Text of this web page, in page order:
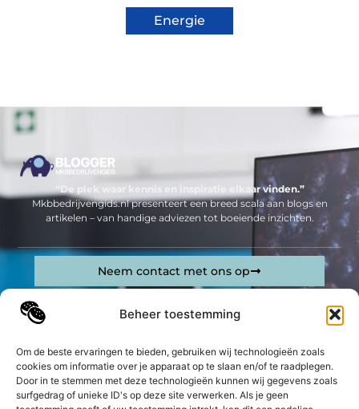
Beheer toestemming
Om de beste ervaringen te bieden, gebruiken wij technologieën zoals
cookies om informatie over je apparaat op te slaan en/of te raadplegen.
Door in te stemmen met deze technologieën kunnen wij gegevens zoals
surfgedrag of unieke ID's op deze site verwerken. Als je geen
Energie
“De plek waar kennis en inspiratie elkaar vinden.”
Mkbbedrijvengids.nl presenteert een breed scala aan blogs en
artikelen – van handige adviezen tot boeiende inzichten.
Sitelinks
De best gelezen stukken op een rij
Direct hulp bij slotproblemen
Bericht categorie
Neem contact met ons op